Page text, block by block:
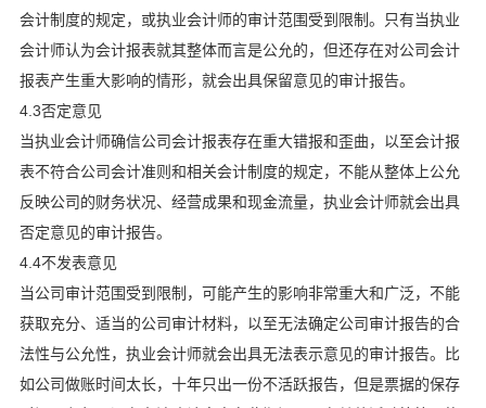
会计制度的规定，或执业会计师的审计范围受到限制。只有当执业
会计师认为会计报表就其整体而言是公允的，但还存在对公司会计
报表产生重大影响的情形，就会出具保留意见的审计报告。
4.3否定意见
当执业会计师确信公司会计报表存在重大错报和歪曲，以至会计报
表不符合公司会计准则和相关会计制度的规定，不能从整体上公允
反映公司的财务状况、经营成果和现金流量，执业会计师就会出具
否定意见的审计报告。
4.4不发表意见
当公司审计范围受到限制，可能产生的影响非常重大和广泛，不能
获取充分、适当的公司审计材料，以至无法确定公司审计报告的合
法性与公允性，执业会计师就会出具无法表示意见的审计报告。比
如公司做账时间太长，十年只出一份不活跃报告，但是票据的保存